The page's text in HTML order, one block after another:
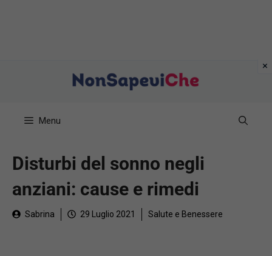
Menu
Disturbi del sonno negli
anziani: cause e rimedi
Sabrina 29 Luglio 2021 Salute e Benessere